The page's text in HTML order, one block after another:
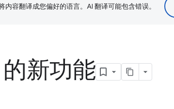
内容翻译成您偏好的语言。AI 翻译可能包含错误。
新功能